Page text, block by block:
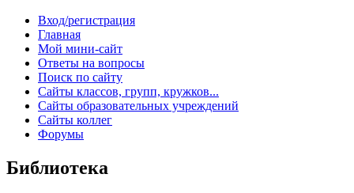
Вход/регистрация
Главная
Мой мини-сайт
Ответы на вопросы
Поиск по сайту
Сайты классов, групп, кружков...
Сайты образовательных учреждений
Сайты коллег
Форумы
Библиотека